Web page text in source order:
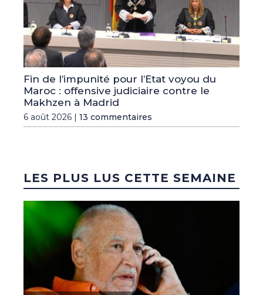
Fin de l’impunité pour l’Etat voyou du
Maroc : offensive judiciaire contre le
Makhzen à Madrid
6 août 2026 | 13 commentaires
LES PLUS LUS CETTE SEMAINE